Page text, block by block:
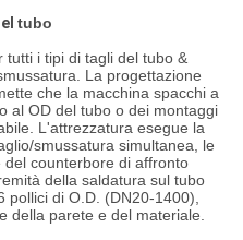
tubo
tutti i tipi di tagli del tubo &
La progettazione
che la macchina spacchi a
al OD del tubo o dei montaggi
L'attrezzatura esegue la
smussatura simultanea, le
counterbore di affronto
della saldatura sul tubo
pollici di O.D. (DN20-1400),
della parete e del materiale.